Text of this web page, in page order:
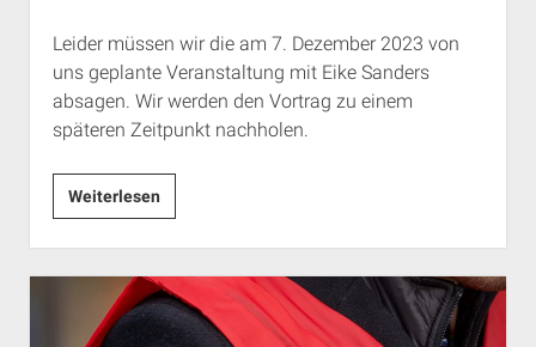
aus
dem
Bild
gefallen
ihre
geraten
sind.
Leider müssen wir die am 7. Dezember 2023 von
uns geplante Veranstaltung mit Eike Sanders
absagen. Wir werden den Vortrag zu einem
späteren Zeitpunkt nachholen.
WeiterlesenABGESAGT:
Veranstaltung
„’Eisen
und
Feuer‘